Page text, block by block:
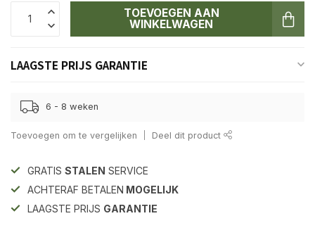
TOEVOEGEN AAN
WINKELWAGEN
LAAGSTE PRIJS GARANTIE
6 - 8 weken
Toevoegen om te vergelijken Deel dit product
GRATIS STALEN SERVICE
ACHTERAF BETALEN MOGELIJK
LAAGSTE PRIJS GARANTIE